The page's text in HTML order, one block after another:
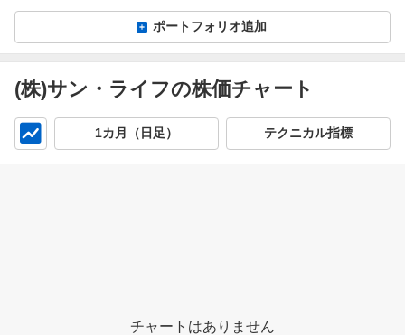
ポートフォリオ追加
(株)サン・ライフの株価チャート
1カ月（日足） テクニカル指標
チャートはありません